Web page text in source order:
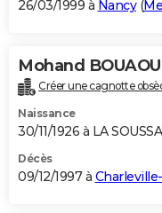
26/03/1999 à Nancy(
Mohand
Créer une cagnotte
Naissance
30/11/1926 à LA
Décès
09/12/1997 à